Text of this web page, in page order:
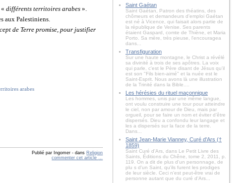
«différents territoires arabes ».
aux Palestiniens.
de Terre promise, pour justifier
arabes
Publié par Ingomer - dans Religion
commenter cet article
Saint Gaétan
Saint Gaétan, Patron des théatins, des
chômeurs et demandeurs d'emploi Gaétan
est né à Vicence, qui faisait alors partie de
la république de Venise. Ses parents
étaient Gaspard, comte de Thiène, et Maria
Porto. Sa mère, très pieuse, l'encouragea
dans...
Transfiguration
Sur une haute montagne, le Christ a révélé
sa divinité à trois de ses apôtres. La voix
qui parle, c'est le Père disant de Jésus qu'il
est son "Fils bien-aimé" et la nuée est le
Saint-Esprit. Nous avons là une illustration
de la Trinité dans la Bible....
Les hérésies du rituel maçonnique
Les hommes, unis par une même langue,
ont voulu construire une tour pour atteindre
le ciel, non par amour de Dieu, mais par
orgueil, pour se faire un nom et éviter d’être
dispersés. Dieu a confondu leur langage et
les a dispersés sur la face de la terre.
Dans...
Saint Jean-Marie Vianney, Curé d'Ars (†
1859)
Saint Curé d'Ars, dans Le Petit Livre des
Saints, Éditions du Chêne, tome 2, 2011, p.
119. On a dit de plus d'un personnage, de
plu s d'un Saint, qu'ils furent les prodiges
de leur siècle. Ceci n'est peut-être vrai de
personne autant que du curé d'Ars...